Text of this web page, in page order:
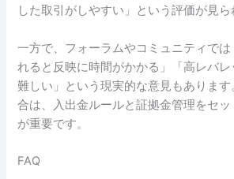
した取引がしやすい」という評価が見ら
一方で、フォーラムやコミュニティで
れると反映に時間がかかる」「高レバ
難しい」という現実的な意見もありま
合は、入出金ルールと証拠金管理をセッ
が重要です。
FAQ